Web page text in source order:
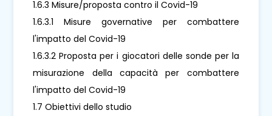
1.6.3 Misure/proposta contro il Covid-19
1.6.3.1 Misure governative per combattere
l'impatto del Covid-19
1.6.3.2 Proposta per i giocatori delle sonde per la
misurazione della capacità per combattere
l'impatto del Covid-19
1.7 Obiettivi dello studio